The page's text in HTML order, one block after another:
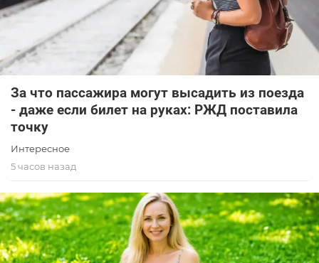
За что пассажира могут высадить из поезда
- даже если билет на руках: РЖД поставила
точку
Интересное
5 часов назад